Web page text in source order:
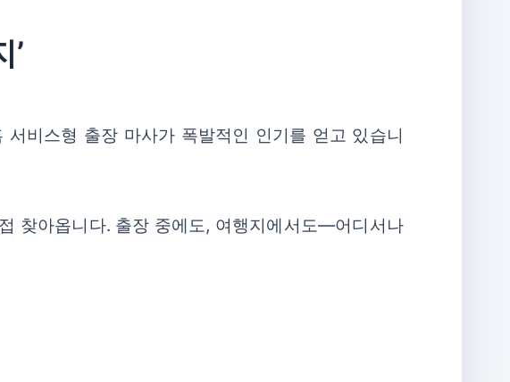
비스형 출장 마사가 폭발적인 인기를 얻고 있습니
찾아옵니다. 출장 중에도, 여행지에서도—어디서나